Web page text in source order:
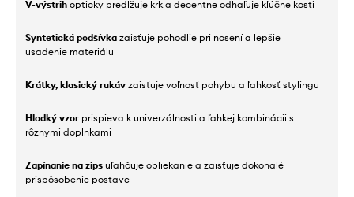
V-výstrih opticky predlžuje krk a decentne odhaľuje kľúčne kosti
Syntetická podšívka zaisťuje pohodlie pri nosení a lepšie
usadenie materiálu
Krátky, klasický rukáv zaisťuje voľnosť pohybu a ľahkosť stylingu
Hladký vzor prispieva k univerzálnosti a ľahkej kombinácii s
rôznymi doplnkami
Zapínanie na zips uľahčuje obliekanie a zaisťuje dokonalé
prispôsobenie postave